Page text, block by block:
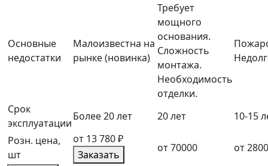
Основные
недостатки
Малоизвестна на
рынке (новинка)
Требует
мощного
основания.
Сложность
монтажа.
Необходимость
отделки.
Срок
эксплуатации
Более 20 лет 20 лет
10-15
Розн. цена,
шт
от 13 780 ₽
Заказать
от 70000
от